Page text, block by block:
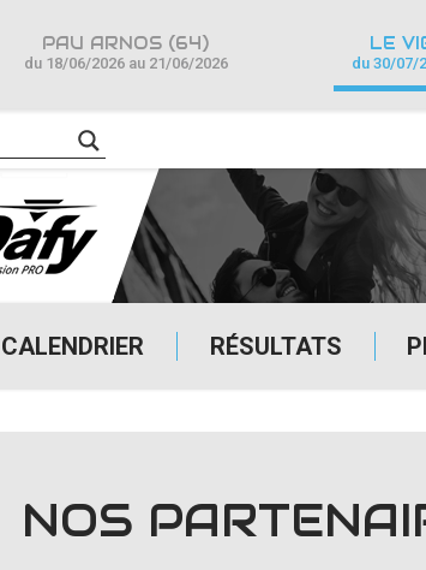
CALENDRIER RÉSULTATS
PAU ARNOS (64)
du 18/06/2026 au 21/06/2026
LE
du 30/07/
NOS